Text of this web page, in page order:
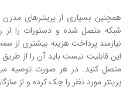
همچنین بسیاری از پرینترهای
شبکه متصل شده و دستورات را از
نیازمند پرداخت هزینه بیشتری از
متصل کنید. در هر صورت توصیه
پرینتر مورد نظر را چک کرده و از